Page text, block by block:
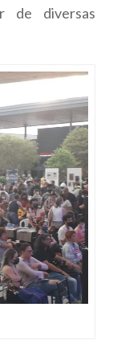
de diversas